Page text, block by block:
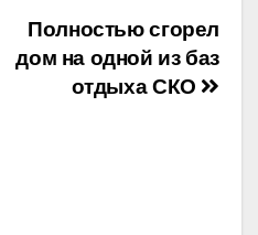
Полностью сгорел
дом на одной из баз
отдыха СКО